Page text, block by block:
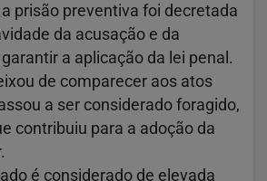
prisão preventiva foi decretada
da acusação e da
a aplicação da lei penal.
de comparecer aos atos
a ser considerado foragido,
contribuiu para a adoção da
é considerado de elevada